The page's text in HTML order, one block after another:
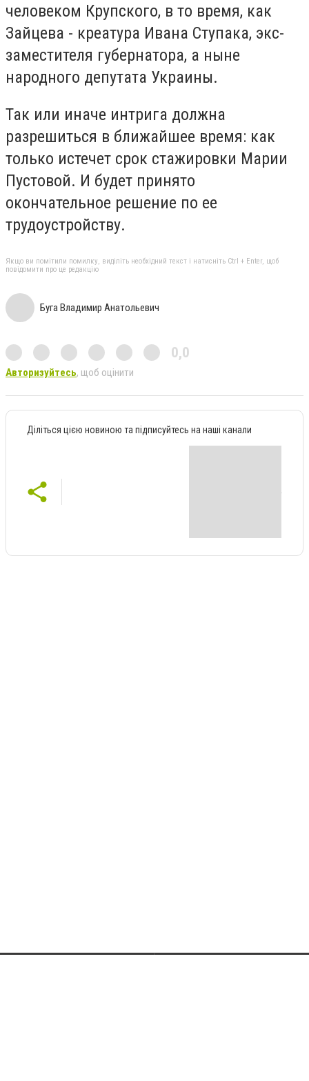
человеком Крупского, в то время, как
Зайцева - креатура Ивана Ступака, экс-
заместителя губернатора, а ныне
народного депутата Украины.
Так или иначе интрига должна
разрешиться в ближайшее время: как
только истечет срок стажировки Марии
Пустовой. И будет принято
окончательное решение по ее
трудоустройству.
Якщо ви помітили помилку, виділіть необхідний текст і натисніть Ctrl + Enter, щоб
повідомити про це редакцію
Буга Владимир Анатольевич
0,0
Авторизуйтесь, щоб оцінити
Діліться цією новиною та підписуйтесь на наші канали